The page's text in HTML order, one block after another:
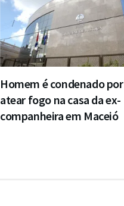
Homem é condenado por
atear fogo na casa da ex-
companheira em Maceió